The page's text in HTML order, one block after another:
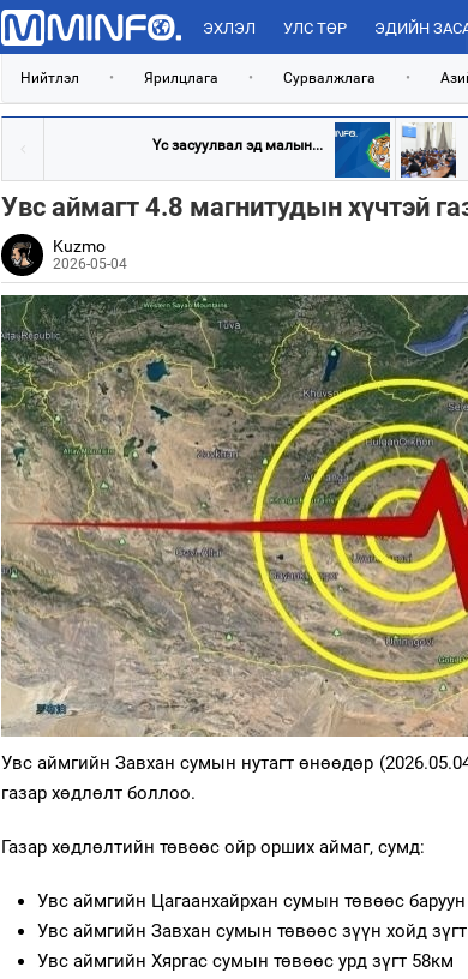
ЭХЛЭЛ УЛС ТӨР ЭДИЙН
Нийтлэл • Ярилцлага • Сурвалжлага •
Үс засуулвал эд малын...
Увс аймагт 4.8 магнитудын хүчтэй
Kuzmo
2026-05-04
Увс аймгийн Завхан сумын нутагт өнөөдөр
газар хөдлөлт боллоо.
Газар хөдлөлтийн төвөөс ойр орших аймаг, сумд:
Увс аймгийн Цагаанхайрхан сумын төвөөс баруун
Увс аймгийн Завхан сумын төвөөс зүүн хойд
Увс аймгийн Хяргас сумын төвөөс урд зүгт 58км